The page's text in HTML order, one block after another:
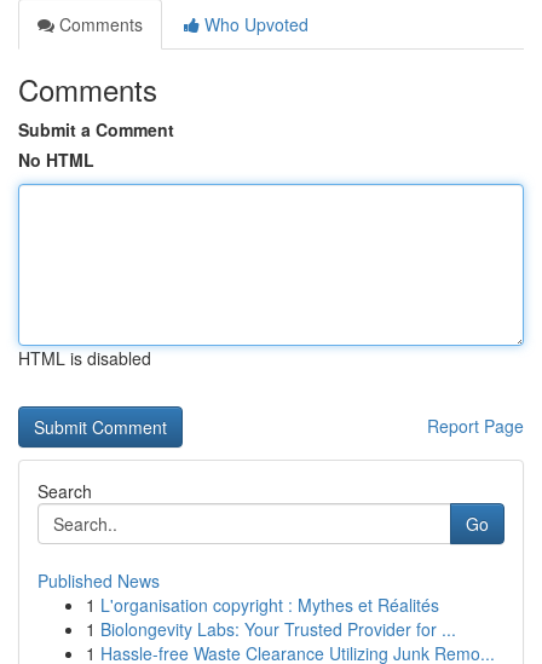
Comments
Who Upvoted
Comments
Submit a Comment
No HTML
HTML is disabled
Report Page
Search
Go
Published News
1 L'organisation copyright : Mythes et Réalités
1 Biolongevity Labs: Your Trusted Provider for ...
1 Hassle-free Waste Clearance Utilizing Junk Remo...